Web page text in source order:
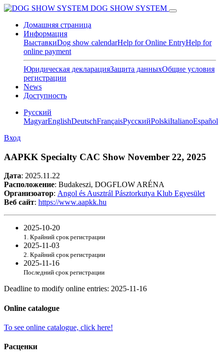
DOG SHOW SYSTEM
Домашняя страница
Информация
ВыставкиDog show calendarHelp for Online EntryHelp for
online payment
Юридическая декларацияЗащита данныхОбщие условия
регистрации
News
Доступность
Pусский
MagyarEnglishDeutschFrançaisPусскийPolskiItalianoEspañol
Вход
AAPKK Specialty CAC Show November 22, 2025
Дата: 2025.11.22
Расположение: Budakeszi, DOGFLOW ARÉNA
Организоатор: Angol és Ausztrál Pásztorkutya Klub Egyesület
Веб сайт: https://www.aapkk.hu
2025-10-20
1. Крайний срок регистрации
2025-11-03
2. Крайний срок регистрации
2025-11-16
Последний срок регистрации
Deadline to modify online entries: 2025-11-16
Online catalogue
To see online catalogue, click here!
Расценки